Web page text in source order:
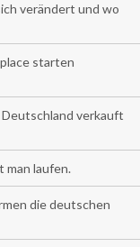
verändert und wo
starten
verkauft
man laufen.
die deutschen